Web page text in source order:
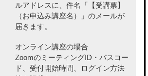
ルアドレスに、件名「【受講票】
（お申込み講座名）」のメールが
届きます。
オンライン講座の場合
ZoomのミーティングID・パスコー
ド、受付開始時間、ログイン方法